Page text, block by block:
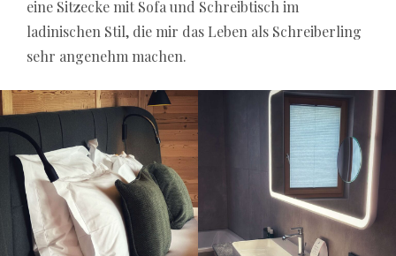
eine Sitzecke mit Sofa und Schreibtisch im
ladinischen Stil, die mir das Leben als Schreiberling
sehr angenehm machen.